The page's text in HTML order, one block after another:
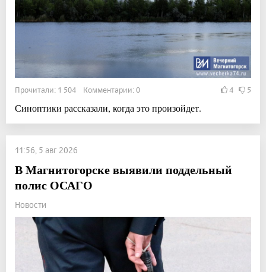
Прочитали: 1 504 Комментарии: 0 4 5
Синоптики рассказали, когда это произойдет.
11:56, 5 авг 2026
В Магнитогорске выявили поддельный
полис ОСАГО
Новости